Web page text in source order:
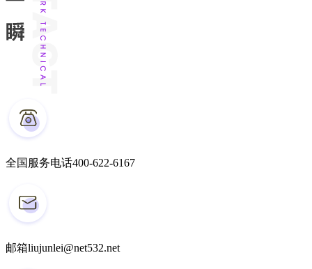
全国服务电话400-622-6167
邮箱liujunlei@net532.net